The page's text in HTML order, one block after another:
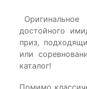
достойного
приз,
или
каталог!
Помимо